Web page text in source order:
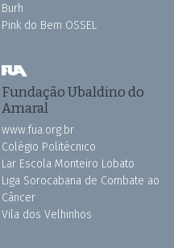
Burh
Pink do Bem OSSEL
Fundação Ubaldino do
Amaral
www.fua.org.br
Colégio Politécnico
Lar Escola Monteiro Lobato
Liga Sorocabana de Combate ao
Câncer
Vila dos Velhinhos